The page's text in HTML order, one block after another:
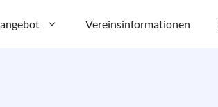
Vereinsinformationen